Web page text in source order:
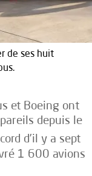
de ses huit
et Boeing ont
depuis le
d’il y a sept
1 600 avions